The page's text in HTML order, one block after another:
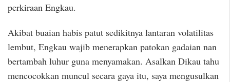
perkiraan Engkau.
Akibat buaian habis patut sedikitnya lantaran volatilitas
lembut, Engkau wajib menerapkan patokan gadaian nan
bertambah luhur guna menyamakan. Asalkan Dikau tahu
mencocokkan muncul secara gaya itu, saya mengusulkan